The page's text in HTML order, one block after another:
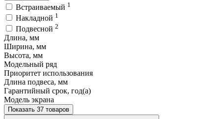
Встраиваемый 1
Накладной 1
Подвесной 2
Длина, мм
Ширина, мм
Высота, мм
Модельный ряд
Приоритет использования
Длина подвеса, мм
Гарантийный срок, год(а)
Модель экрана
Показать 37 товаров